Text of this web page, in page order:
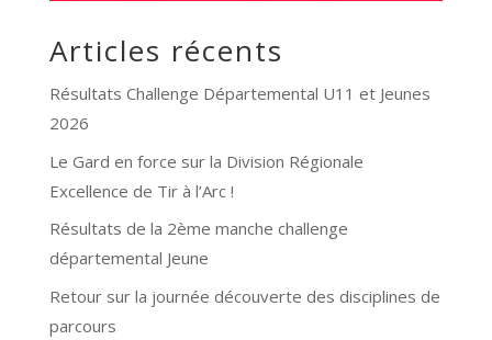
Articles récents
Résultats Challenge Départemental U11 et Jeunes
2026
Le Gard en force sur la Division Régionale
Excellence de Tir à l’Arc !
Résultats de la 2ème manche challenge
départemental Jeune
Retour sur la journée découverte des disciplines de
parcours